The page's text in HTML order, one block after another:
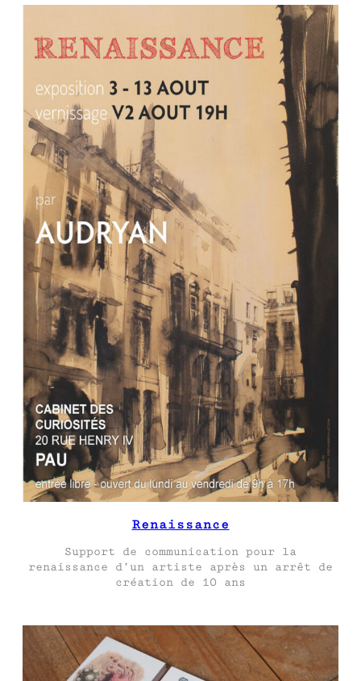
Renaissance
Support de communication pour la
renaissance d’un artiste après un arrêt de
création de 10 ans